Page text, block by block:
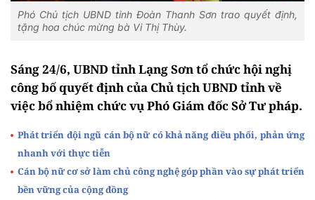
Phó Chủ tịch UBND tỉnh Đoàn Thanh Sơn trao quyết định,
tặng hoa chúc mừng bà Vi Thị Thùy.
Sáng 24/6, UBND tỉnh Lạng Sơn tổ chức hội nghị
công bố quyết định của Chủ tịch UBND tỉnh về
việc bổ nhiệm chức vụ Phó Giám đốc Sở Tư pháp.
Phát triển đội ngũ cán bộ nữ có khả năng điều phối, phản ứng
nhanh với thực tiễn
Cán bộ nữ cơ sở làm chủ công nghệ góp phần vào sự phát triển
bền vững của cộng đồng